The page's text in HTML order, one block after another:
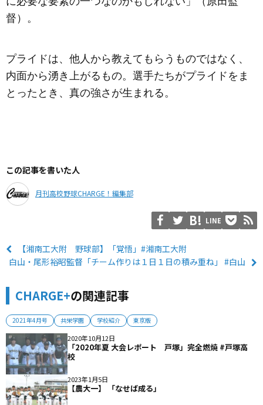
督）。
プライドは、他人から教えてもらうものではなく、
内面から湧き上がるもの。選手たちがプライドをま
とったとき、真の強さが生まれる。
この記事を書いた人
月刊高校野球CHARGE！編集部
LINE
【湘南工大附 野球部】「覚悟」#湘南工大附
白山・尾形裕昭監督「チーム作りは１日１日の積み重ね」 #白山
CHARGE+の関連記事
2021年4月号 共栄学園 学校紹介 東京版
2020年10月12日
「2020年夏 大会レポート 戸塚」完全燃焼 #戸塚高
校
2023年1月5日
【農大一】 「なせば成る」